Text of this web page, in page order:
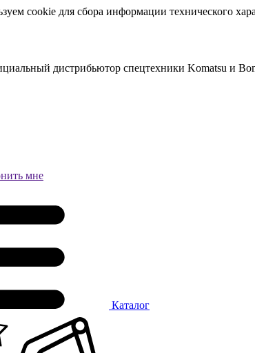
cookie для сбора информации технического
дистрибьютор спецтехники Komatsu и
мне
Каталог